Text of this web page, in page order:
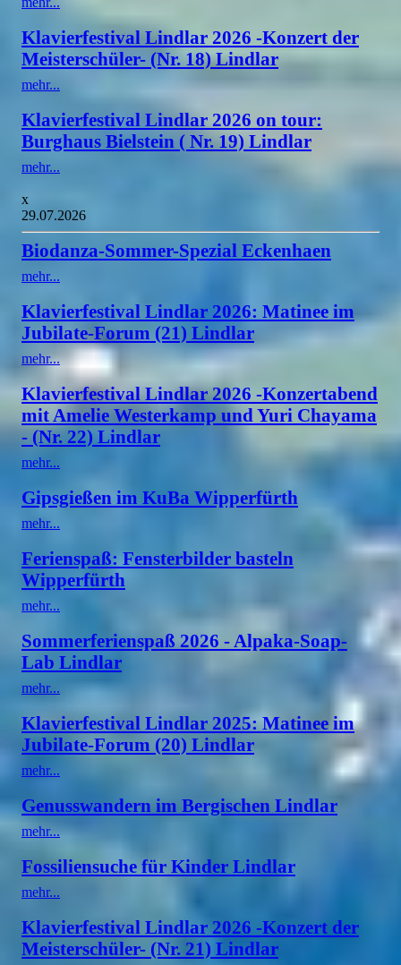
Klavierfestival Lindlar 2026 -Konzert der
Meisterschüler- (Nr. 18) Lindlar
mehr...
Klavierfestival Lindlar 2026 on tour:
Burghaus Bielstein ( Nr. 19) Lindlar
mehr...
x
29.07.2026
Biodanza-Sommer-Spezial Eckenhaen
mehr...
Klavierfestival Lindlar 2026: Matinee im
Jubilate-Forum (21) Lindlar
mehr...
Klavierfestival Lindlar 2026 -Konzertabend
mit Amelie Westerkamp und Yuri Chayama
- (Nr. 22) Lindlar
mehr...
Gipsgießen im KuBa Wipperfürth
mehr...
Ferienspaß: Fensterbilder basteln
Wipperfürth
mehr...
Sommerferienspaß 2026 - Alpaka-Soap-
Lab Lindlar
mehr...
Klavierfestival Lindlar 2025: Matinee im
Jubilate-Forum (20) Lindlar
mehr...
Genusswandern im Bergischen Lindlar
mehr...
Fossiliensuche für Kinder Lindlar
mehr...
Klavierfestival Lindlar 2026 -Konzert der
Meisterschüler- (Nr. 21) Lindlar